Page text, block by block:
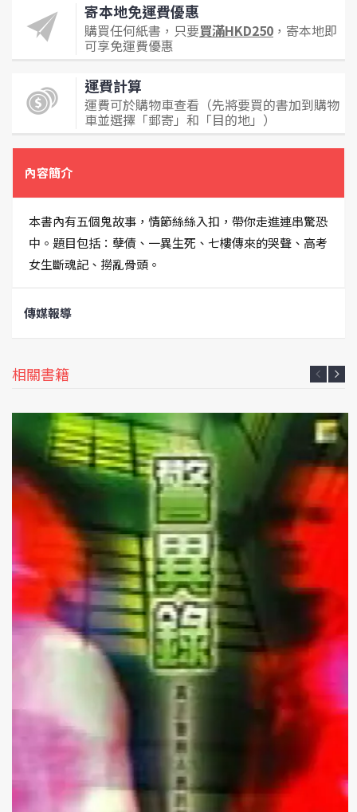
寄本地免運費優惠
購買任何紙書，只要買滿HKD250 ，寄本地即
可享免運費優惠
運費計算
運費可於購物車查看（先將要買的書加到購物
車並選擇「郵寄」和「目的地」）
內容簡介
本書內有五個鬼故事，情節絲絲入扣，帶你走進連串驚恐
中。題目包括：孽債、一異生死、七樓傳來的哭聲、高考
女生斷魂記、撈亂骨頭。
傳媒報導
相關書籍